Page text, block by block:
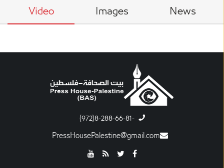
News
Images
Video
-8-288-66-81(972)
PressHousePalestine@gmail.com